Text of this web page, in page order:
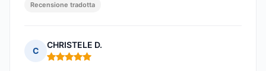
Recensione tradotta
C
CHRISTELE D.
Nota: 5 su 5